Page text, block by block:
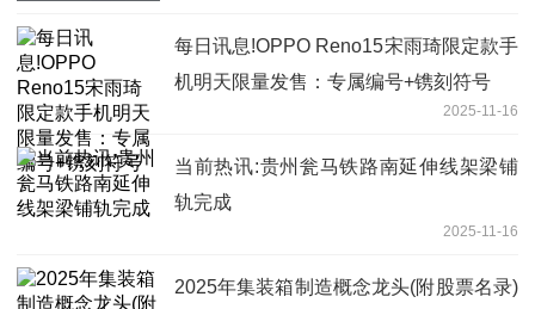
每日讯息!OPPO Reno15宋雨琦限定款手
机明天限量发售：专属编号+镌刻符号
2025-11-16
当前热讯:贵州瓮马铁路南延伸线架梁铺
轨完成
2025-11-16
2025年集装箱制造概念龙头(附股票名录)